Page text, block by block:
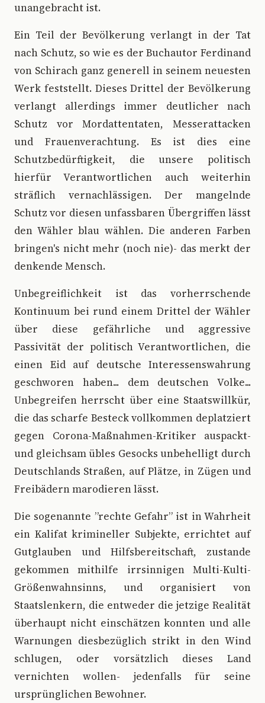
unangebracht ist.
Ein Teil der Bevölkerung verlangt in der Tat
nach Schutz, so wie es der Buchautor Ferdinand
von Schirach ganz generell in seinem neuesten
Werk feststellt. Dieses Drittel der Bevölkerung
verlangt allerdings immer deutlicher nach
Schutz vor Mordattentaten, Messerattacken
und Frauenverachtung. Es ist dies eine
Schutzbedürftigkeit, die unsere politisch
hierfür Verantwortlichen auch weiterhin
sträflich vernachlässigen. Der mangelnde
Schutz vor diesen unfassbaren Übergriffen lässt
den Wähler blau wählen. Die anderen Farben
bringen's nicht mehr (noch nie)- das merkt der
denkende Mensch.
Unbegreiflichkeit ist das vorherrschende
Kontinuum bei rund einem Drittel der Wähler
über diese gefährliche und aggressive
Passivität der politisch Verantwortlichen, die
einen Eid auf deutsche Interessenswahrung
geschworen haben... dem deutschen Volke...
Unbegreifen herrscht über eine Staatswillkür,
die das scharfe Besteck vollkommen deplatziert
gegen Corona-Maßnahmen-Kritiker auspackt-
und gleichsam übles Gesocks unbehelligt durch
Deutschlands Straßen, auf Plätze, in Zügen und
Freibädern marodieren lässt.
Die sogenannte ”rechte Gefahr” ist in Wahrheit
ein Kalifat krimineller Subjekte, errichtet auf
Gutglauben und Hilfsbereitschaft, zustande
gekommen mithilfe irrsinnigen Multi-Kulti-
Größenwahnsinns, und organisiert von
Staatslenkern, die entweder die jetzige Realität
überhaupt nicht einschätzen konnten und alle
Warnungen diesbezüglich strikt in den Wind
schlugen, oder vorsätzlich dieses Land
vernichten wollen- jedenfalls für seine
ursprünglichen Bewohner.